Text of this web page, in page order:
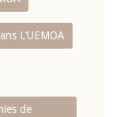
L‘UEMOA
de